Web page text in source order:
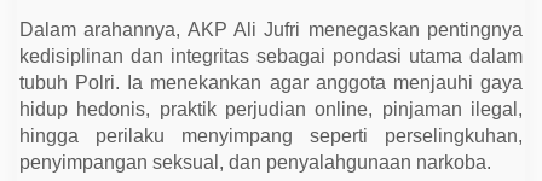
s
n
e
T
e
j
Dalam arahannya, AKP Ali Jufri menegaskan pentingnya
kedisiplinan dan integritas sebagai pondasi utama dalam
tubuh Polri. Ia menekankan agar anggota menjauhi gaya
hidup hedonis, praktik perjudian online, pinjaman ilegal,
hingga perilaku menyimpang seperti perselingkuhan,
penyimpangan seksual, dan penyalahgunaan narkoba.